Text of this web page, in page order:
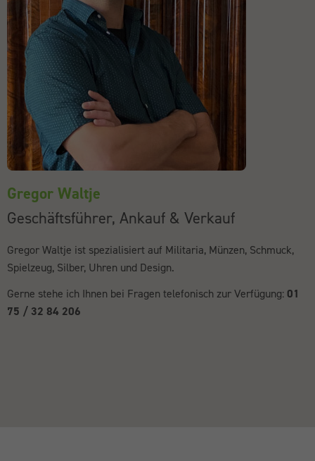
Gregor Waltje
Geschäftsführer, Ankauf & Verkauf
Gregor Waltje ist spezialisiert auf Militaria, Münzen, Schmuck,
Spielzeug, Silber, Uhren und Design.
Gerne stehe ich Ihnen bei Fragen telefonisch zur Verfügung:01
75 / 32 84 206
ZURÜCK